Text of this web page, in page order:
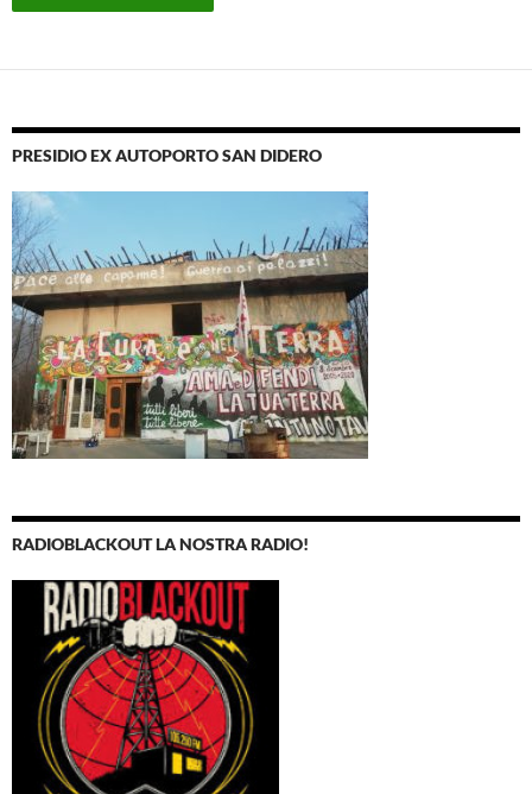
PRESIDIO EX AUTOPORTO SAN DIDERO
RADIOBLACKOUT LA NOSTRA RADIO!